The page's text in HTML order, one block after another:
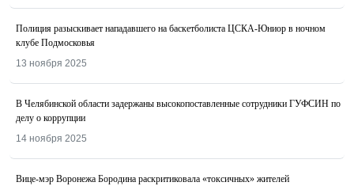
Полиция разыскивает нападавшего на баскетболиста ЦСКА-Юниор в ночном
клубе Подмосковья
13 ноября 2025
В Челябинской области задержаны высокопоставленные сотрудники ГУФСИН по
делу о коррупции
14 ноября 2025
Вице-мэр Воронежа Бородина раскритиковала «токсичных» жителей